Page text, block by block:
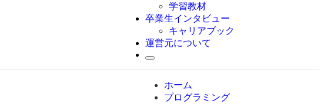
学習教材
卒業生インタビュー
キャリアブック
運営元について
ホーム
プログラミング